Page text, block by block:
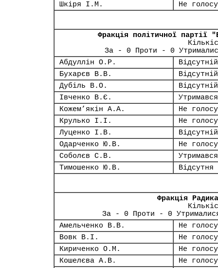
Шкіря І.М.
Не
Фракція політичної партії
За - 0 Проти - 0
Абдуллін О.Р.
Відсутній
Бухарєв В.В.
Відсутній
Дубіль В.О.
Відсутній
Івченко В.Є.
Утримався
Кожем’якін А.А.
Не
Крулько І.І.
Не
Луценко І.В.
Відсутній
Одарченко Ю.В.
Не
Соболєв С.В.
Утримався
Тимошенко Ю.В.
Відсутня
Фракція
За - 0 Проти - 0
Амельченко В.В.
Не
Вовк В.І.
Не
Кириченко О.М.
Не
Кошелєва А.В.
Не